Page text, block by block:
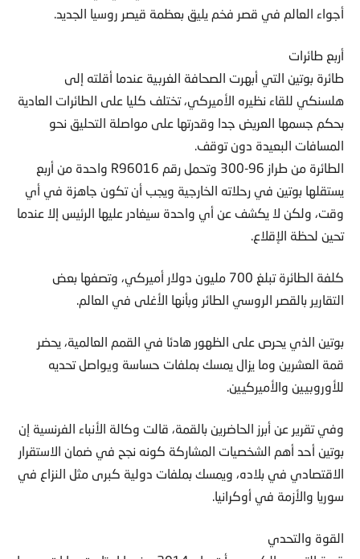
أجواء العالم في قصر فخم يليق بعظمة قيصر روسيا الجديد.
أربع طائرات
طائرة بوتين التي أبهرت الصحافة الغربية عندما أقلته إلى
هلسنكي للقاء نظيره الأميركي، تختلف كليا على الطائرات العادية
بحكم جسمها العريض جدا وقدرتها على مواصلة التحليق نحو
المسافات البعيدة دون توقف.
الطائرة من طراز 96-300 وتحمل رقم R96016 واحدة من أربع
يستقلها بوتين في رحلاته الخارجية ويجب أن تكون جاهزة في أي
وقت، ولكن لا يكشف عن أي واحدة سيغادر عليها الرئيس إلا عندما
تحين لحظة الإقلاع.
كلفة الطائرة تبلغ 700 مليون دولار أميركي، وتصفها بعض
التقارير بالقصر الروسي الطائر وبأنها الأغلى في العالم.
بوتين الذي يحرص على الظهور هادئا في القمم العالمية، يحضر
قمة العشرين وما يزال يمسك بملفات حساسة ويواصل تحديه
للأوروبيين والأميركيين.
وفي تقرير عن أبرز الحاضرين بالقمة، قالت وكالة الأنباء الفرنسية إن
بوتين أحد أهم الشخصيات المشاركة كونه نجح في ضمان الاستقرار
الاقتصادي في بلاده، ويمسك بملفات دولية كبرى مثل النزاع في
سوريا والأزمة في أوكرانيا.
القوة والتحدي